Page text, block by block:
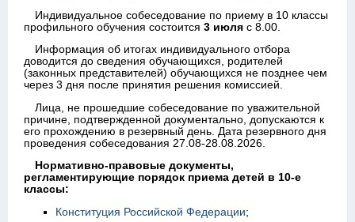
Индивидуальное собеседование по приему в 10 классы
профильного обучения состоится 3 июля с 8.00.
Информация об итогах индивидуального отбора
доводится до сведения обучающихся, родителей
(законных представителей) обучающихся не позднее чем
через 3 дня после принятия решения комиссией.
Лица, не прошедшие собеседование по уважительной
причине, подтвержденной документально, допускаются к
его прохождению в резервный день. Дата резервного дня
проведения собеседования 27.08-28.08.2026.
Нормативно-правовые документы,
регламентирующие порядок приема детей в 10-е
классы:
Конституция Российской Федерации;